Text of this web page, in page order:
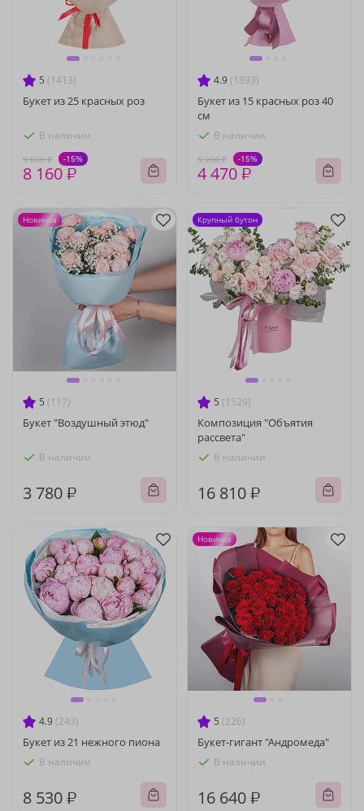
5 (1413)
Букет из 25 красных роз
В наличии
9 600 ₽ -15%
8 160 ₽
4.9 (1893)
Букет из 15 красных роз 40
см
В наличии
5 260 ₽ -15%
4 470 ₽
5 (117)
Букет "Воздушный этюд"
В наличии
3 780 ₽
Новинка
5 (1529)
Композиция "Объятия
рассвета"
В наличии
16 810 ₽
Крупный бутон
4.9 (243)
Букет из 21 нежного пиона
В наличии
8 530 ₽
5 (226)
Букет-гигант "Андромеда"
В наличии
16 640 ₽
Новинка